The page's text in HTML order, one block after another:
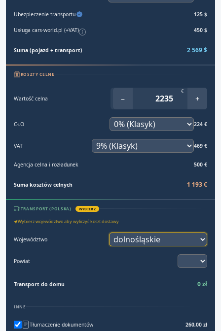
Ubezpieczenie transportu 125 $
Usługa cars-world.pl (+VAT) 450 $
Suma (pojazd + transport) 2 569 $
KOSZTY CELNE
Wartość celna −
€
+
CŁO 224 €
VAT 469 €
Agencja celna i rozładunek 500 €
Suma kosztów celnych 1 193 €
TRANSPORT (POLSKA) WYBIERZ
Wybierz województwo aby wyliczyć koszt dostawy
Województwo
Powiat
Transport do domu 0 zł
INNE
Tłumaczenie dokumentów 260,00 zł